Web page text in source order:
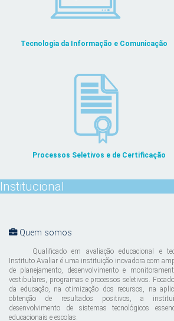
Tecnologia da Informação e Comunicação
Processos Seletivos e de Certificação
Institucional
Quem somos
Qualificado em avaliação educacional e
Instituto Avaliar é uma instituição inovadora com
de planejamento, desenvolvimento e
vestibulares, programas e processos seletivos.
da educação, na otimização dos recursos, na
obtenção de resultados positivos, a
desenvolvimento de sistemas tecnológicos
educacionais e escolas.